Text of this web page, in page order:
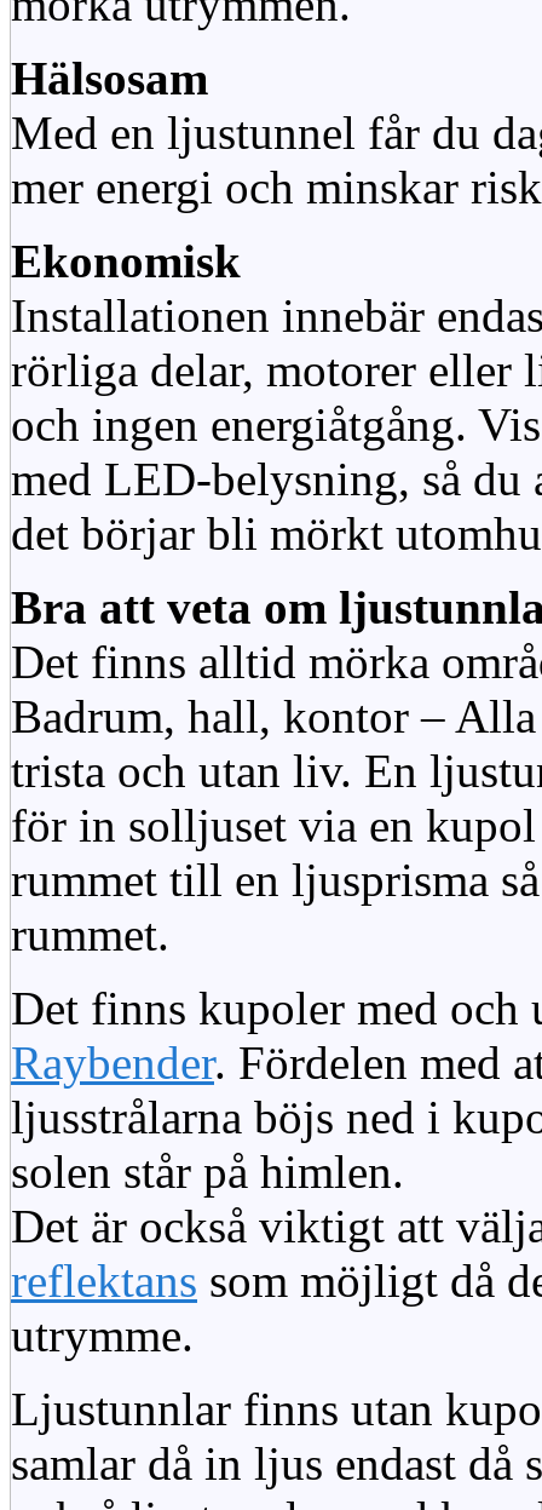
Hälsosam
Med en ljustunnel får du
mer energi och minskar
Ekonomisk
Installationen innebär
rörliga delar, motorer eller
och ingen energiåtgång.
med LED-belysning, så
det börjar bli mörkt
Bra att veta om
Det finns alltid mörka
Badrum, hall, kontor – Alla
trista och utan liv. En
för in solljuset via en
rummet till en ljusprisma
rummet.
Det finns kupoler med och
Raybender. Fördelen med
ljusstrålarna böjs ned i
solen står på himlen.
Det är också viktigt att
reflektans som möjligt då
utrymme.
Ljustunnlar finns utan
samlar då in ljus endast då